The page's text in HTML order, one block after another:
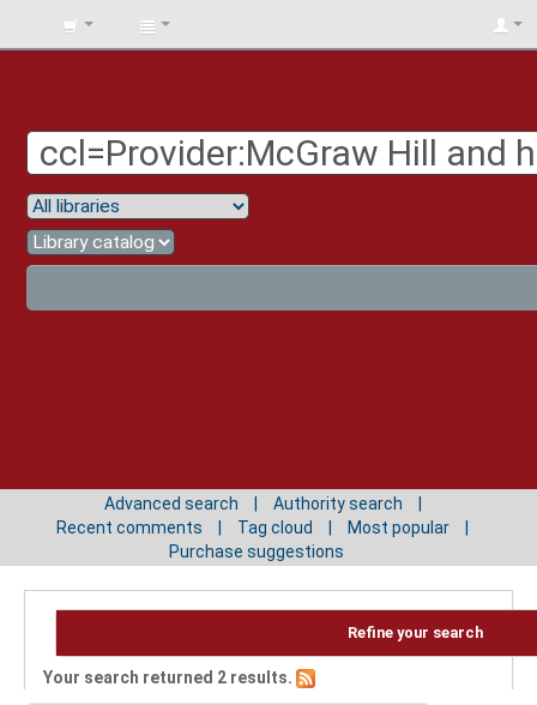
BIBLIOTECA
Advanced search
Authority search
Recent comments
Tag cloud
Most popular
Purchase suggestions
Refine your search
Your search returned 2 results.